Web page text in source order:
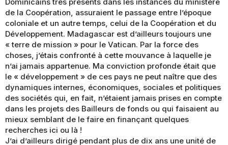
de la Coopération, assuraient le passage entre l’époque
coloniale et un autre temps, celui de la Coopération et du
Développement. Madagascar est d’ailleurs toujours une
« terre de mission » pour le Vatican. Par la force des
choses, j’étais confronté à cette mouvance à laquelle je
n’ai jamais appartenue. Ma conviction profonde était que
le « développement » de ces pays ne peut naître que des
dynamiques internes, économiques, sociales et politiques
des sociétés qui, en fait, n’étaient jamais prises en compte
dans les projets des Bailleurs de fonds ou qui faisaient au
mieux semblant de le faire en finançant quelques
recherches ici ou là !
J’ai d’ailleurs dirigé pendant plus de dix ans une unité de